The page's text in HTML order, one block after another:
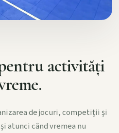
activități
de jocuri, competiții și
atunci când vremea nu